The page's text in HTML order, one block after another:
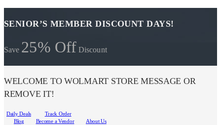
SENIOR’S MEMBER DISCOUNT DAYS!
Save 25% Off Discount
WELCOME TO WOLMART STORE MESSAGE OR
REMOVE IT!
Daily Deals
Track Order
Blog
Become a Vendor
About Us